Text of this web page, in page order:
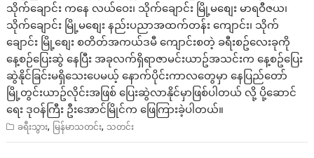
သိုက်ချောင်း ကနေ လယ်ဝေး၊ သိုက်ချောင်း မြို့မစျေး မာရဝီဇယ၊
သိုက်ချောင်း မြို့မစျေး နည်းပညာအထက်တန်း ကျောင်း၊ သိုက်
ချောင်း မြို့စျေး စတိတ်အကယ်ဒမီ ကျောင်းစတဲ့ ခရီးစဥ်လေးခုကို
နေ့စဉ်ပြေးဆွဲ နေပြီး အခုလက်ရှိရာဇာမင်းယာဥ်အသင်းက နေ့စဥ်ပြေး
ဆွဲနိုင်ခြင်းမရှိသေးပေမယ့် နောက်ပိုင်းကာလတွေမှာ နေပြည်တော်
မြို့တွင်းယာဥ်လိုင်းအဖြစ် ပြေးဆွဲလာနိုင်မှာဖြစ်ပါတယ် လို့ ပို့ဆောင်
ရေး ဒုဝန်ကြီး ဦးအောင်မြိုင်က ဖြေကြားခဲ့ပါတယ်။
ခရီးသွား, မြန်မာသတင်း, သတင်း